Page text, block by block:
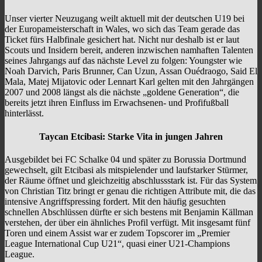
Unser vierter Neuzugang weilt aktuell mit der deutschen U19 bei
der Europameisterschaft in Wales, wo sich das Team gerade das
Ticket fürs Halbfinale gesichert hat. Nicht nur deshalb ist er laut
Scouts und Insidern bereit, anderen inzwischen namhaften Talenten
seines Jahrgangs auf das nächste Level zu folgen: Youngster wie
Noah Darvich, Paris Brunner, Can Uzun, Assan Ouédraogo, Said El
Mala, Matej Mijatovic oder Lennart Karl gelten mit den Jahrgängen
2007 und 2008 längst als die nächste „goldene Generation“, die
bereits jetzt ihren Einfluss im Erwachsenen- und Profifußball
hinterlässt.
Taycan Etcibasi: Starke Vita in jungen Jahren
Ausgebildet bei FC Schalke 04 und später zu Borussia Dortmund
gewechselt, gilt Etcibasi als mitspielender und laufstarker Stürmer,
der Räume öffnet und gleichzeitig abschlussstark ist. Für das System
von Christian Titz bringt er genau die richtigen Attribute mit, die das
intensive Angriffspressing fordert. Mit den häufig gesuchten
schnellen Abschlüssen dürfte er sich bestens mit Benjamin Källman
verstehen, der über ein ähnliches Profil verfügt. Mit insgesamt fünf
Toren und einem Assist war er zudem Topscorer im „Premier
League International Cup U21“, quasi einer U21-Champions
League.